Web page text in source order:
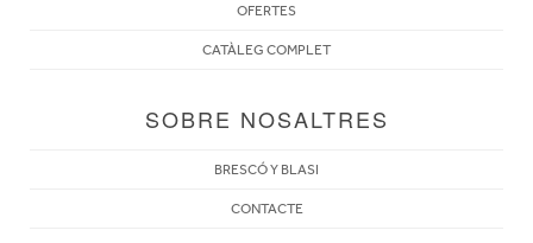
OFERTES
CATÀLEG COMPLET
SOBRE NOSALTRES
BRESCÓ Y BLASI
CONTACTE